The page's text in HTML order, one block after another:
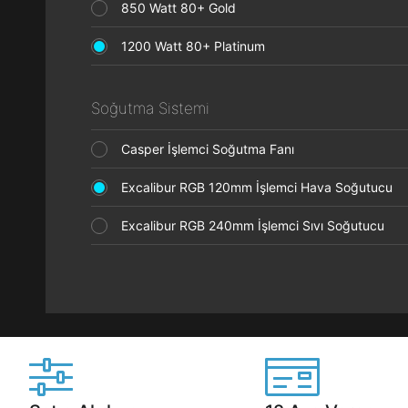
850 Watt 80+ Gold
1200 Watt 80+ Platinum
Soğutma Sistemi
Casper İşlemci Soğutma Fanı
Excalibur RGB 120mm İşlemci Hava Soğutucu
Excalibur RGB 240mm İşlemci Sıvı Soğutucu